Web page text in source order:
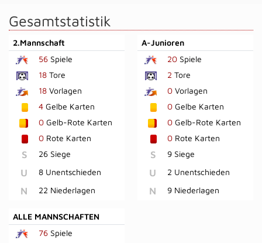
Gesamtstatistik
2.Mannschaft
56 Spiele
18 Tore
18 Vorlagen
4 Gelbe Karten
0 Gelb-Rote Karten
0 Rote Karten
S 26 Siege
U 8 Unentschieden
N 22 Niederlagen
A-Junioren
20Spiele
2 Tore
0Vorlagen
0Gelbe Karten
0Gelb-Rote Karten
0Rote Karten
S 9 Siege
U 2 Unentschieden
N 9 Niederlagen
ALLE MANNSCHAFTEN
76 Spiele